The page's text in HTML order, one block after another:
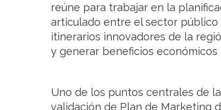
reúne para trabajar en la
articulado entre el sector
itinerarios innovadores de la
y generar beneficios económicos
Uno de los puntos centrales de
validación de Plan de Marketing